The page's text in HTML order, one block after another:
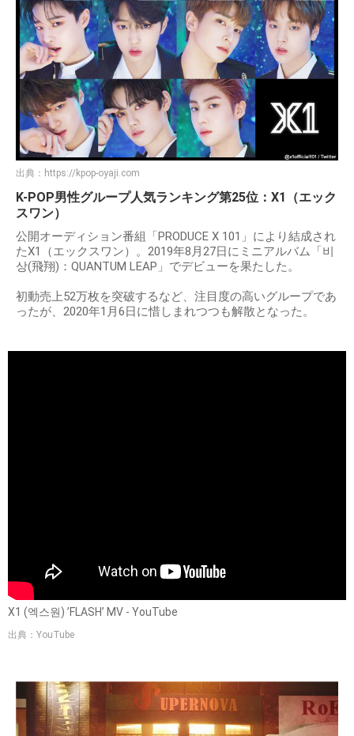
出典： https://kpop-oyaji.com
K-POP男性グループ人気ランキング第25位：X1（エック
スワン）
公開オーディション番組「PRODUCE X 101」により結成され
たX1（エックスワン）。2019年8月27日にミニアルバム「비
상(飛翔)：QUANTUM LEAP」でデビューを果たした。
初動売上52万枚を突破するなど、注目度の高いグループであ
ったが、2020年1月6日に惜しまれつつも解散となった。
X1 (엑스원) ’FLASH’ MV - YouTube
出典：YouTube